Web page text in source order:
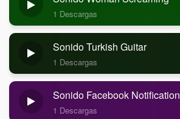
1 Descargas
Sonido Turkish Guitar
1 Descargas
Sonido Facebook Notification
1 Descargas